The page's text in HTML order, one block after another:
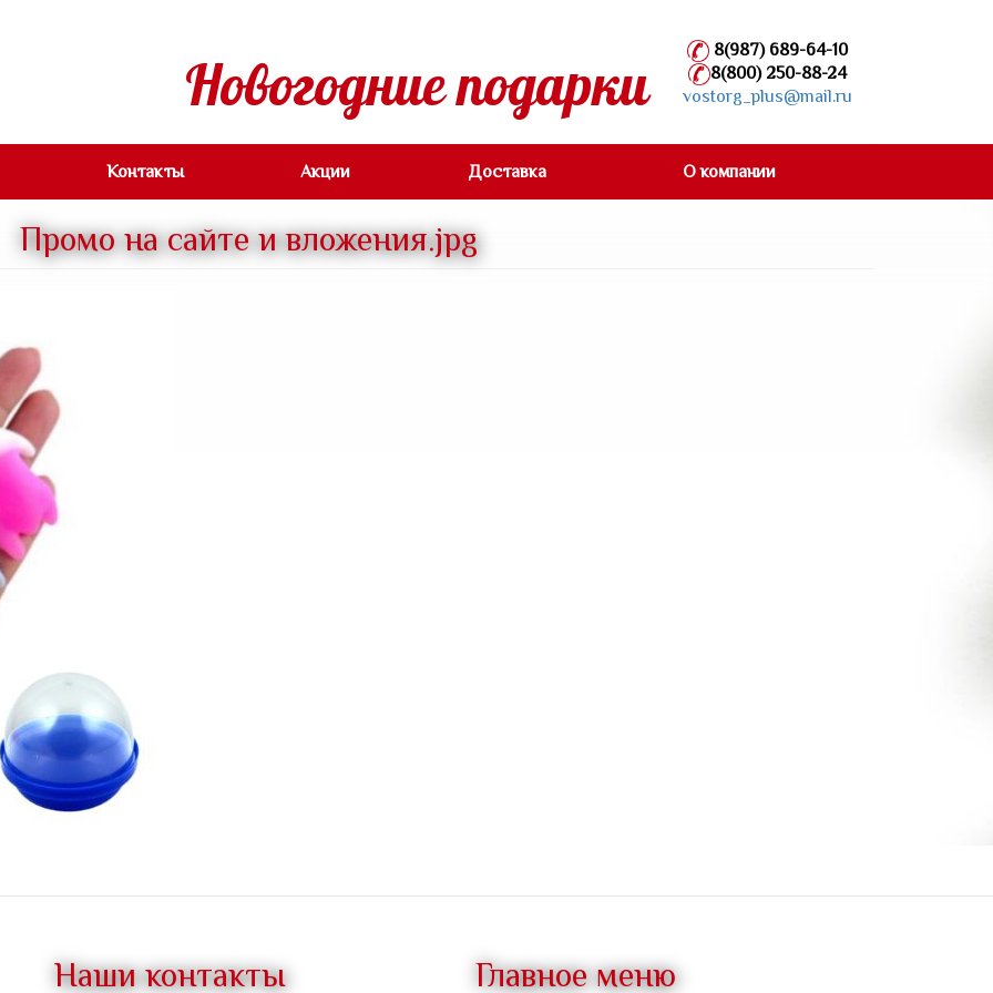
8(987) 689-64-10
8(800) 250-88-24
vostorg_plus@mail.ru
Новогодние подарки
Контакты Акции Доставка О компании
Промо на сайте и вложения.jpg
Наши контакты Главное меню